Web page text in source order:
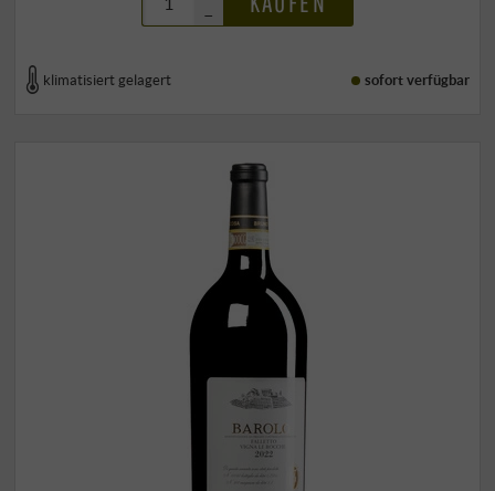
–
klimatisiert gelagert sofort verfügbar